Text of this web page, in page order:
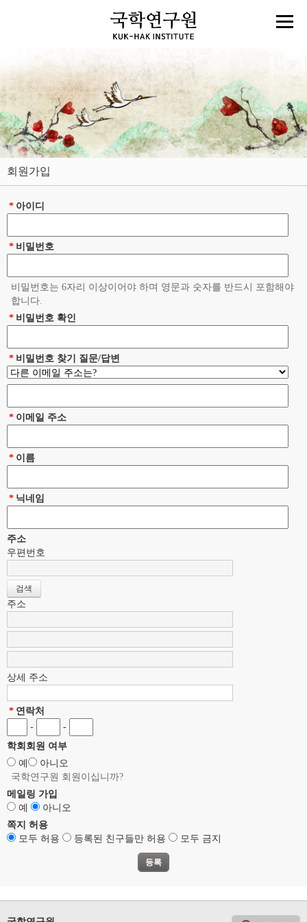
회원가입
아이디
*
비밀번호
*
비밀번호는 6자리 이상이어야 하며 영문과 숫자를 반드시 포함해야
합니다.
비밀번호 확인
*
* 비밀번호 찾기 질문/답변
* 이메일 주소
* 이름
* 닉네임
주소
우편번호
주소
상세 주소
* 연락처
-
-
학회회원 여부
예
아니오
국학연구원 회원이십니까?
메일링 가입
예
아니오
쪽지 허용
모두 허용
등록된 친구들만 허용 모두 금지